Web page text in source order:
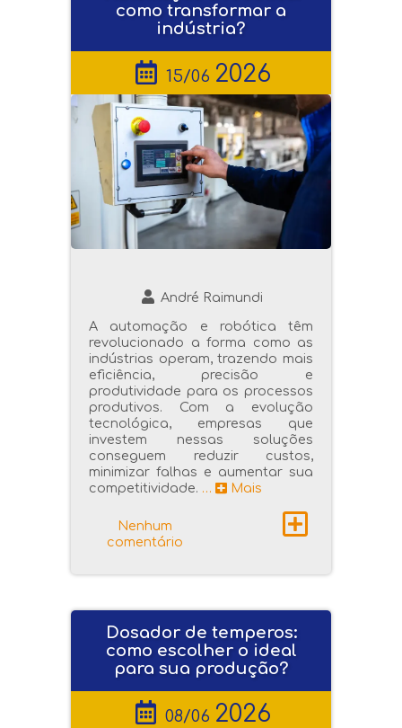
como transformar a
indústria?
15/06 2026
André Raimundi
A automação e robótica têm
revolucionado a forma como as
indústrias operam, trazendo mais
eficiência, precisão e
produtividade para os processos
produtivos. Com a evolução
tecnológica, empresas que
investem nessas soluções
conseguem reduzir custos,
minimizar falhas e aumentar sua
competitividade. … Mais
Nenhum
comentário
Dosador de temperos:
como escolher o ideal
para sua produção?
08/06 2026